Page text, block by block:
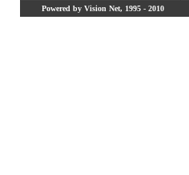
Powered by Vision Net, 1995 - 2010